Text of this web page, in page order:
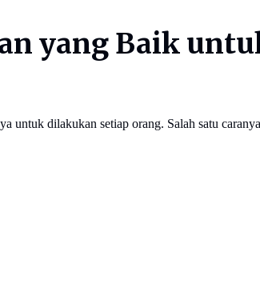
yang Baik
untuk dilakukan setiap orang. Salah satu